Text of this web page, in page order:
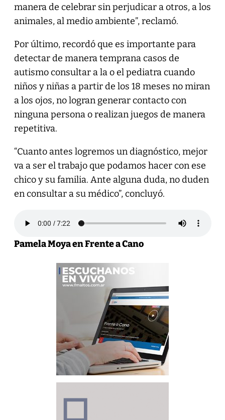
manera de celebrar sin perjudicar a otros, a los
animales, al medio ambiente”, reclamó.
Por último, recordó que es importante para
detectar de manera temprana casos de
autismo consultar a la o el pediatra cuando
niños y niñas a partir de los 18 meses no miran
a los ojos, no logran generar contacto con
ninguna persona o realizan juegos de manera
repetitiva.
“Cuanto antes logremos un diagnóstico, mejor
va a ser el trabajo que podamos hacer con ese
chico y su familia. Ante alguna duda, no duden
en consultar a su médico”, concluyó.
Pamela Moya en Frente a Cano